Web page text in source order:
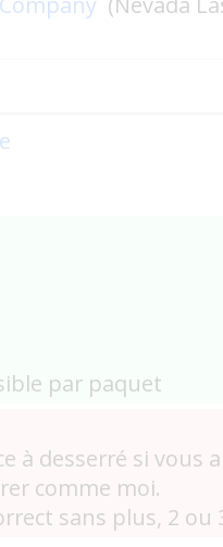
par paquet
à desserré si vous
comme moi.
sans plus, 2 ou